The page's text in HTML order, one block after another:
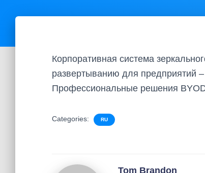
Корпоративная система
развертыванию для предприятий
Профессиональные решения
Categories: RU
Tom Brandon